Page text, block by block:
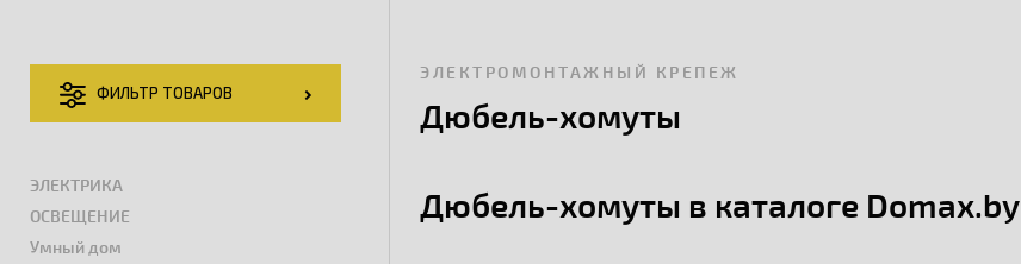
ФИЛЬТР ТОВАРОВ
ЭЛЕКТРИКА
ОСВЕЩЕНИЕ
Умный дом
ЭЛЕКТРОМОНТАЖНЫЙ КРЕПЕЖ
Дюбель-хомуты
Дюбель-хомуты в каталоге Domax.by